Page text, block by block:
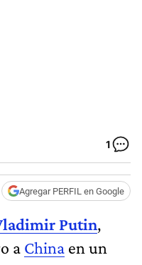
1
Agregar PERFIL en Google
Putin,
a China en un